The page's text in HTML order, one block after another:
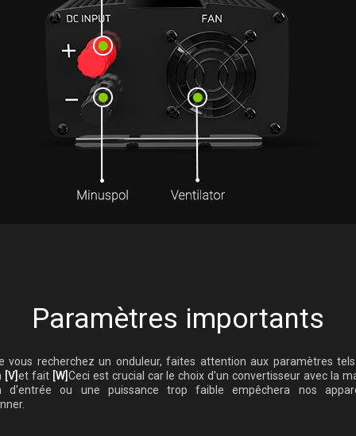
Paramètres importants
vous recherchez un onduleur, faites attention aux paramètres
[V]et fait [W]Ceci est crucial car le choix d'un convertisseur avec la
d'entrée ou une puissance trop faible empêchera nos